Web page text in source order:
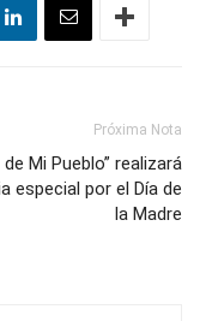
Próxima Nota
de Mi Pueblo” realizará
especial por el Día de
la Madre